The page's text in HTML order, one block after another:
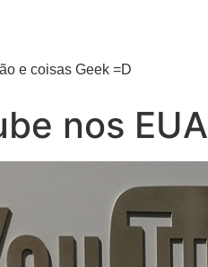
e coisas Geek =D
nos EUA